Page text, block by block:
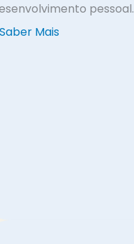
pessoal.
Saber Mais